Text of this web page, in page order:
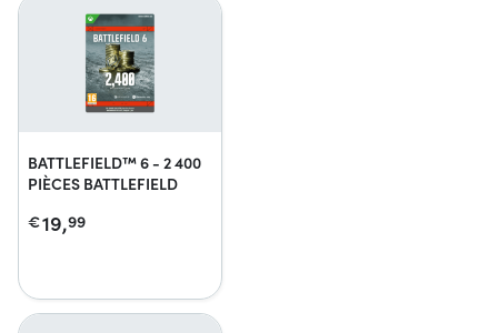
BATTLEFIELD™ 6 - 2 400
PIÈCES BATTLEFIELD
€19,99